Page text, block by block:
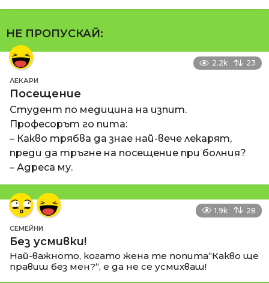
НЕ ПРОПУСКАЙ:
2.2k 23
ЛЕКАРИ
Посещение
Студент по медицина на изпит.
Професорът го пита:
– Какво трябва да знае най-вече лекарят,
преди да тръгне на посещение при болния?
– Адреса му.
1.9k 28
СЕМЕЙНИ
Без усмивки!
Най-важното, когато жена те попита“Какво ще
правиш без мен?“, е да не се усмихваш!